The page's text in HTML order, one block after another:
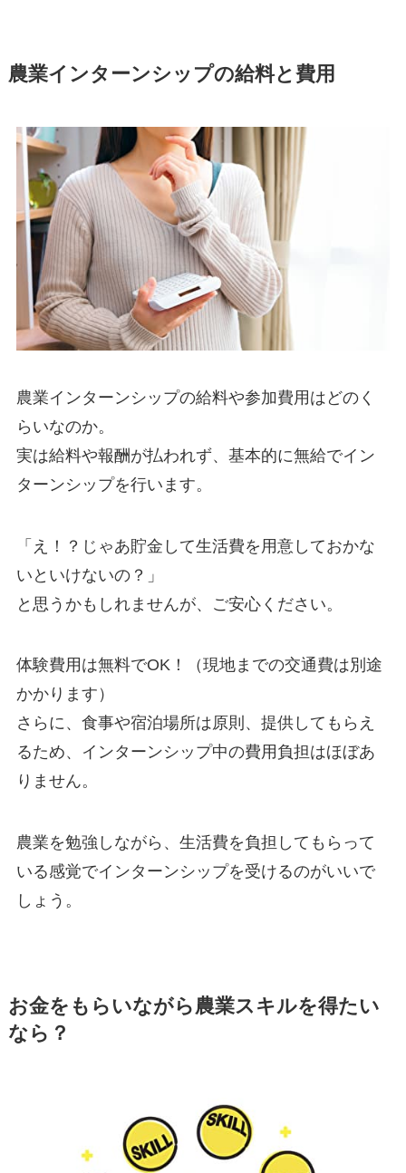
農業インターンシップの給料と費用
農業インターンシップの給料や参加費用はどのく
らいなのか。
実は給料や報酬が払われず、 基本的に無給でイン
ターンシップを行います。
「え！？じゃあ貯金して生活費を用意しておかな
いといけないの？」
と思うかもしれませんが、ご安心ください。
体験費用は無料でOK！
（現地までの交通費は別途
かかります）
さらに、 食事や宿泊場所は原則、提供してもらえ
るため、インターンシップ中の費用負担はほぼあ
りません。
農業を勉強しながら、生活費を負担してもらって
いる感覚でインターンシップを受けるのがいいで
しょう。
お金をもらいながら農業スキルを得たい
なら？